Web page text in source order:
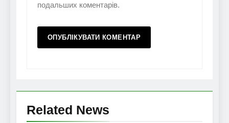
подальших коментарів.
Related News